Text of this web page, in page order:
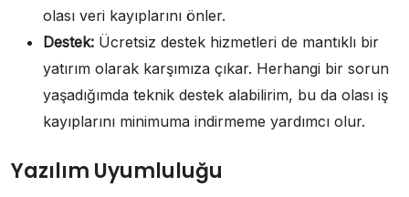
olası veri kayıplarını önler.
Destek: Ücretsiz destek hizmetleri de mantıklı bir
yatırım olarak karşımıza çıkar. Herhangi bir sorun
yaşadığımda teknik destek alabilirim, bu da olası iş
kayıplarını minimuma indirmeme yardımcı olur.
Yazılım Uyumluluğu